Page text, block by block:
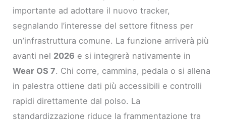
importante ad adottare il nuovo tracker,
segnalando l’interesse del settore fitness per
un’infrastruttura comune. La funzione arriverà più
avanti nel 2026 e si integrerà nativamente in
Wear OS 7. Chi corre, cammina, pedala o si allena
in palestra ottiene dati più accessibili e controlli
rapidi direttamente dal polso. La
standardizzazione riduce la frammentazione tra